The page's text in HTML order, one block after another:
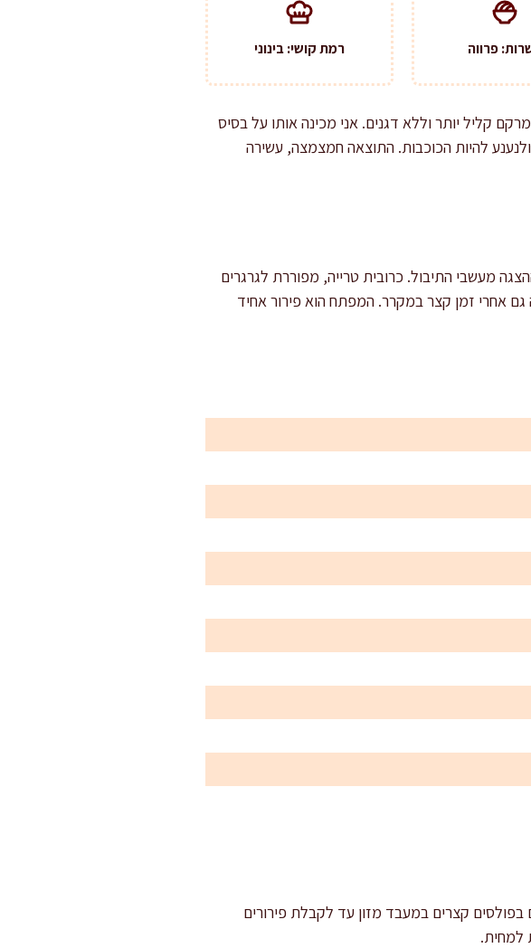
פרווה רמת קושי: בינוני
קליל יותר וללא דגנים. אני מכינה אותו על בסיס
להיות הכוכבות. התוצאה חמצמצה, עשירה
מעשבי התיבול. כרובית טרייה, מפוררת לגרגרים
גם אחרי זמן קצר במקרר. המפתח הוא פירור אחיד
בפולסים קצרים במעבד מזון עד לקבלת פירורים